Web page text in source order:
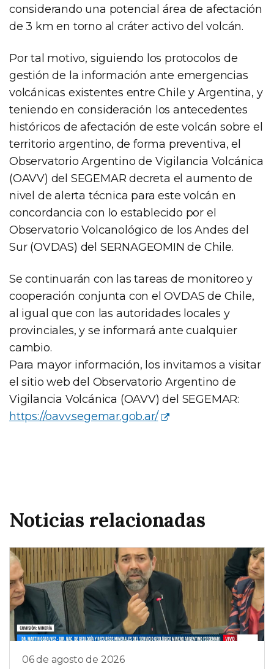
considerando una potencial área de afectación
de 3 km en torno al cráter activo del volcán.
Por tal motivo, siguiendo los protocolos de
gestión de la información ante emergencias
volcánicas existentes entre Chile y Argentina, y
teniendo en consideración los antecedentes
históricos de afectación de este volcán sobre el
territorio argentino, de forma preventiva, el
Observatorio Argentino de Vigilancia Volcánica
(OAVV) del SEGEMAR decreta el aumento de
nivel de alerta técnica para este volcán en
concordancia con lo establecido por el
Observatorio Volcanológico de los Andes del
Sur (OVDAS) del SERNAGEOMIN de Chile.
Se continuarán con las tareas de monitoreo y
cooperación conjunta con el OVDAS de Chile,
al igual que con las autoridades locales y
provinciales, y se informará ante cualquier
cambio.
Para mayor información, los invitamos a visitar
el sitio web del Observatorio Argentino de
Vigilancia Volcánica (OAVV) del SEGEMAR:
https://oavv.segemar.gob.ar/
Noticias relacionadas
06 de agosto de 2026